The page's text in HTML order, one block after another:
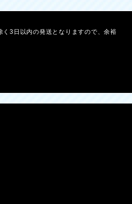
3日以内の発送となりますので、余裕